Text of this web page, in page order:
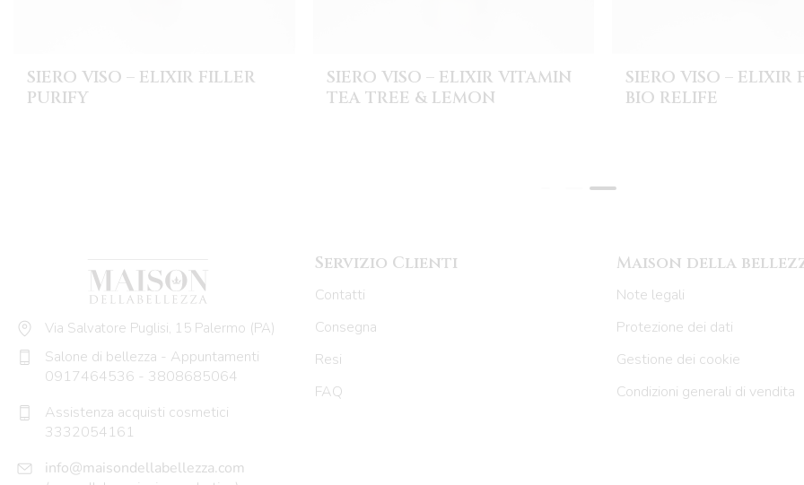
SIERO VISO – ELIXIR FILLER
PURIFY
SIERO VISO – ELIXIR VITAMIN
TEA TREE & LEMON
SIERO VISO – ELIXIR
BIO RELIFE
Via Salvatore Puglisi, 15 Palermo (PA)
Salone di bellezza - Appuntamenti
0917464536 - 3808685064
Assistenza acquisti cosmetici
3332054161
info@maisondellabellezza.com
Servizio Clienti
Contatti
Consegna
Resi
FAQ
Maison della
Note legali
Protezione dei dati
Gestione dei cookie
Condizioni generali di vendita